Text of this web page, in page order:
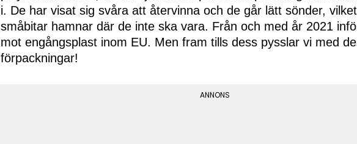
i. De har visat sig svåra att återvinna och de går lätt sönder,
småbitar hamnar där de inte ska vara. Från och med år 2021
mot engångsplast inom EU. Men fram tills dess pysslar vi med
förpackningar!